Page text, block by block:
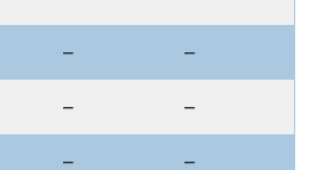
– –
– –
– –